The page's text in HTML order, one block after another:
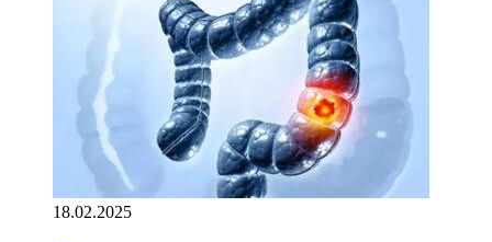
18.02.2025